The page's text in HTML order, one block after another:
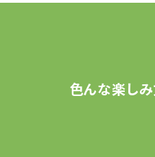
色んな楽し